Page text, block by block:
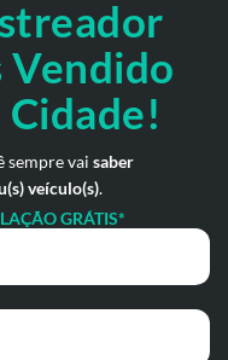
Vendido
Cidade!
sempre vai saber
veículo(s).
GRÁTIS*